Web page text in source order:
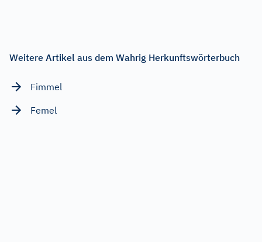
Weitere Artikel aus dem Wahrig Herkunftswörterbuch
Fimmel
Femel